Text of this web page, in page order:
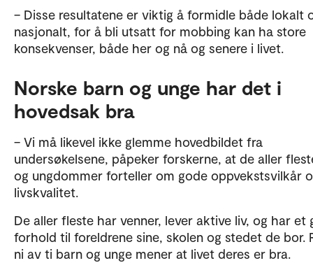
– Disse resultatene er viktig å formidle både lokalt
nasjonalt, for å bli utsatt for mobbing kan ha store
konsekvenser, både her og nå og senere i livet.
Norske barn og unge har det i
hovedsak bra
– Vi må likevel ikke glemme hovedbildet fra
undersøkelsene, påpeker forskerne, at de aller
og ungdommer forteller om gode oppvekstsvilkår
livskvalitet.
De aller fleste har venner, lever aktive liv, og har et
forhold til foreldrene sine, skolen og stedet de bor.
ni av ti barn og unge mener at livet deres er bra.